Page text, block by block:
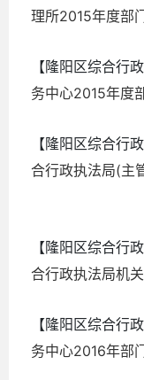
理所2015年度部
【隆阳区综合行
务中心2015年度
【隆阳区综合行
合行政执法局(主
【隆阳区综合行
合行政执法局机
【隆阳区综合行
务中心2016年部